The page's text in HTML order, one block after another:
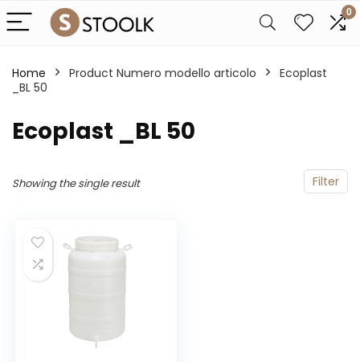
0
Home Product Numero modello articolo
‎Ecoplast
_BL 50
‎Ecoplast _BL 50
Filter
Showing the single result